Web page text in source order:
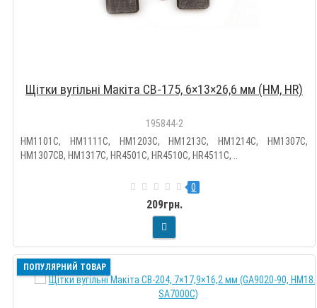
Щітки вугільні Макіта CB-175, 6×13×26,6 мм (HM, HR)
195844-2
HM1101C, HM1111C, HM1203C, HM1213C, HM1214C, HM1307C,
HM1307CB, HM1317C, HR4501C, HR4510C, HR4511C, ..
0
209грн.
ПОПУЛЯРНИЙ ТОВАР